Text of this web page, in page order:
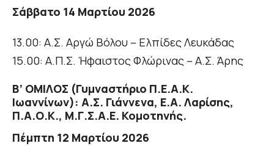
Σάββατο 14 Μαρτίου 2026
13.00: Α.Σ. Αργώ Βόλου – Ελπίδες Λευκάδας
15.00: Α.Π.Σ. Ήφαιστος Φλώρινας – Α.Σ. Άρης
Β’ ΟΜΙΛΟΣ (Γυμναστήριο Π.Ε.Α.Κ.
Ιωαννίνων): Α.Σ. Γιάννενα, Ε.Α. Λαρίσης,
Π.Α.Ο.Κ., Μ.Γ.Σ.Α.Ε. Κομοτηνής.
Πέμπτη 12 Μαρτίου 2026